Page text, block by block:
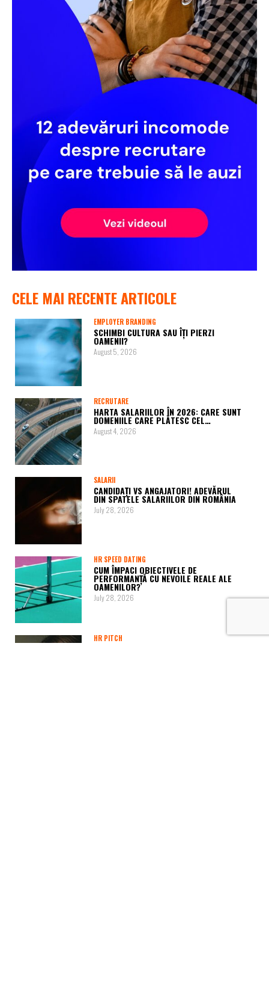
CELE MAI RECENTE ARTICOLE
EMPLOYER BRANDING
SCHIMBI CULTURA SAU ÎȚI PIERZI
OAMENII?
August 5, 2026
RECRUTARE
HARTA SALARIILOR ÎN 2026: CARE SUNT
DOMENIILE CARE PLĂTESC CEL…
August 4, 2026
SALARII
CANDIDAȚI VS ANGAJATORI! ADEVĂRUL
DIN SPATELE SALARIILOR DIN ROMÂNIA
July 28, 2026
HR SPEED DATING
CUM ÎMPACI OBIECTIVELE DE
PERFORMANȚĂ CU NEVOILE REALE ALE
OAMENILOR?
July 28, 2026
HR PITCH